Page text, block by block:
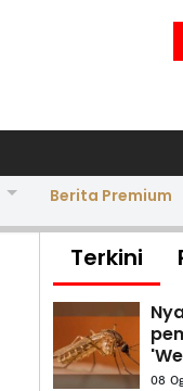
Berita Premium
Terkini
08